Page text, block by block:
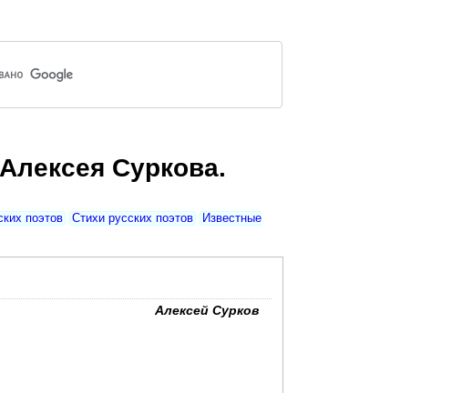
Суркова.
поэтов Стихи русских поэтов
Известные
Алексей Сурков